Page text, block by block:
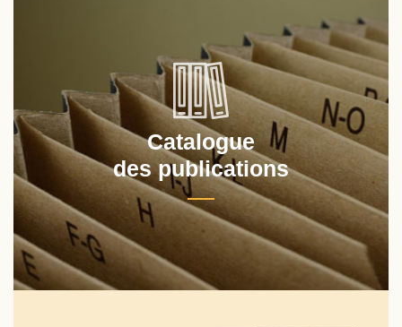
Catalogue
des publications